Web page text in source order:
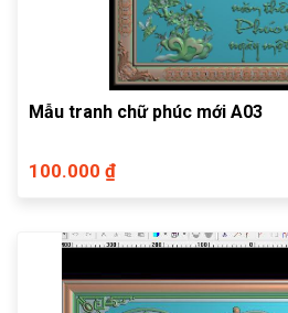
Mẫu tranh chữ phúc mới A03
100.000 ₫